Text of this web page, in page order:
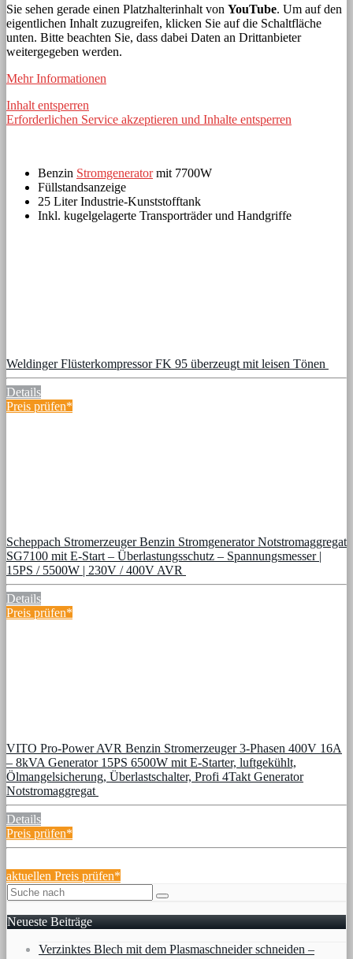
Sie sehen gerade einen Platzhalterinhalt von YouTube. Um auf den
eigentlichen Inhalt zuzugreifen, klicken Sie auf die Schaltfläche
unten. Bitte beachten Sie, dass dabei Daten an Drittanbieter
weitergegeben werden.
Mehr Informationen
Inhalt entsperren
Erforderlichen Service akzeptieren und Inhalte entsperren
Benzin Stromgeneratormit 7700W
Füllstandsanzeige
25 Liter Industrie-Kunststofftank
Inkl. kugelgelagerte Transporträder und Handgriffe
Weldinger Flüsterkompressor FK 95 überzeugt mit leisen Tönen
Details
Preis prüfen*
Scheppach Stromerzeuger Benzin Stromgenerator Notstromaggregat
SG7100 mit E-Start – Überlastungsschutz – Spannungsmesser |
15PS / 5500W | 230V / 400V AVR
Details
Preis prüfen*
VITO Pro-Power AVR Benzin Stromerzeuger 3-Phasen 400V 16A
– 8kVA Generator 15PS 6500W mit E-Starter, luftgekühlt,
Ölmangelsicherung, Überlastschalter, Profi 4Takt Generator
Notstromaggregat
Details
Preis prüfen*
aktuellen Preis prüfen*
Neueste Beiträge
Verzinktes Blech mit dem Plasmaschneider schneiden –